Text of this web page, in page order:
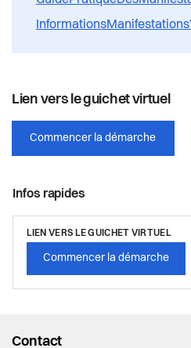
Lien vers le guichet virtuel
Commencer la démarche
Infos rapides
LIEN VERS LE GUICHET VIRTUEL
Commencer la démarche
Contact